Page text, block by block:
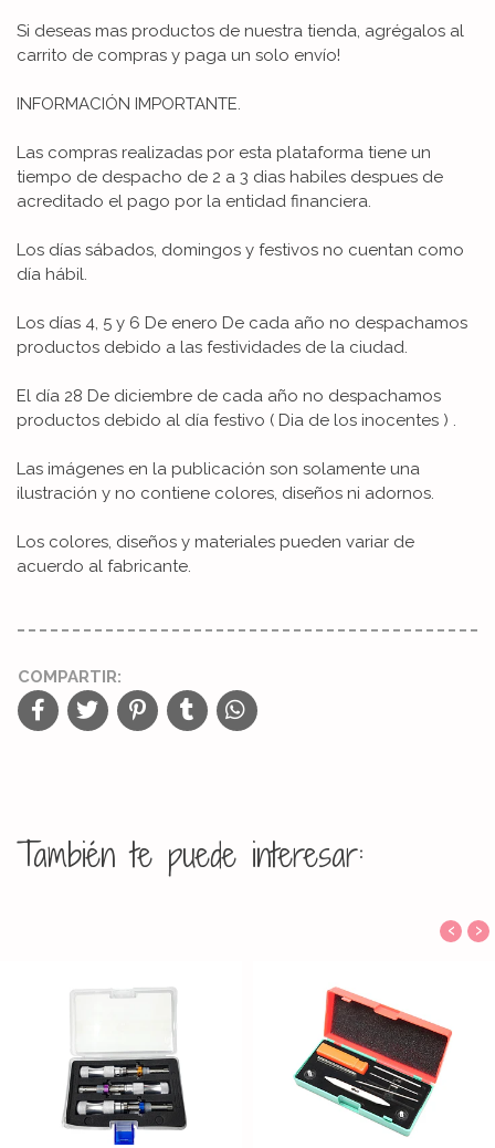
Si deseas mas productos de nuestra tienda, agrégalos al
carrito de compras y paga un solo envío!
INFORMACIÓN IMPORTANTE.
Las compras realizadas por esta plataforma tiene un
tiempo de despacho de 2 a 3 dias habiles despues de
acreditado el pago por la entidad financiera.
Los días sábados, domingos y festivos no cuentan como
día hábil.
Los días 4, 5 y 6 De enero De cada año no despachamos
productos debido a las festividades de la ciudad.
El día 28 De diciembre de cada año no despachamos
productos debido al día festivo ( Dia de los inocentes ) .
Las imágenes en la publicación son solamente una
ilustración y no contiene colores, diseños ni adornos.
Los colores, diseños y materiales pueden variar de
acuerdo al fabricante.
COMPARTIR:
También te puede interesar:
‹ ›